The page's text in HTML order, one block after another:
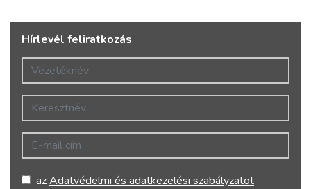
Hírlevél feliratkozás
Vezetéknév
Keresztnév
E-mail cím
azAdatvédelmi és adatkezelési szabályzatot